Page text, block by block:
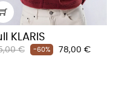
KLARIS
€ -60% Prix
78,00 €